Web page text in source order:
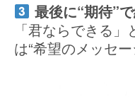
最後に“期待”
「君ならできる
は“希望のメッセー